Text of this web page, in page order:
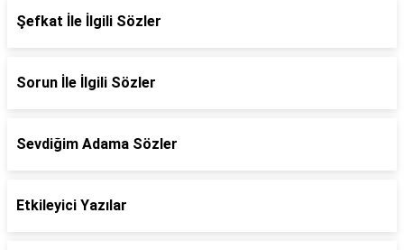
Şefkat İle İlgili Sözler
Sorun İle İlgili Sözler
Sevdiğim Adama Sözler
Etkileyici Yazılar